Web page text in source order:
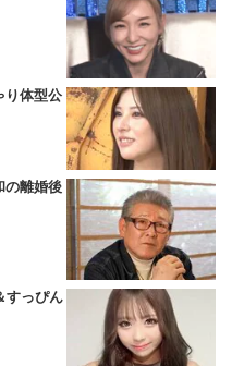
り体型公
の離婚後
すっぴん